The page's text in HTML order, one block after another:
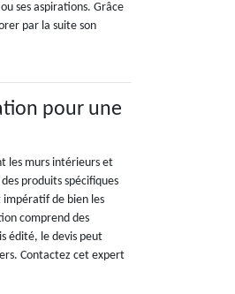
ses aspirations. Grâce
par la suite son
pour une
les murs intérieurs et
produits spécifiques
impératif de bien les
comprend des
édité, le devis peut
Contactez cet expert